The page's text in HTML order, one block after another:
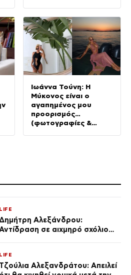
Ιωάννα Τούνη: Η
Μύκονος είναι ο
αγαπημένος μου
προορισμός…
(φωτογραφίες &
LIFE
Αλεξάνδρου:
σε αιχμηρό σχόλιο
LIFE
Τζούλια Αλεξανδράτου: Απειλεί